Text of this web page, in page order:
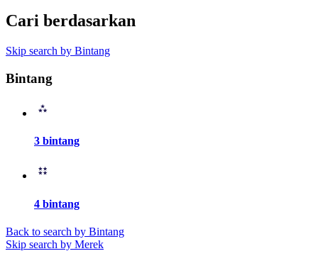
Cari berdasarkan
Skip search by Bintang
Bintang
3 bintang
4 bintang
Back to search by Bintang
Skip search by Merek